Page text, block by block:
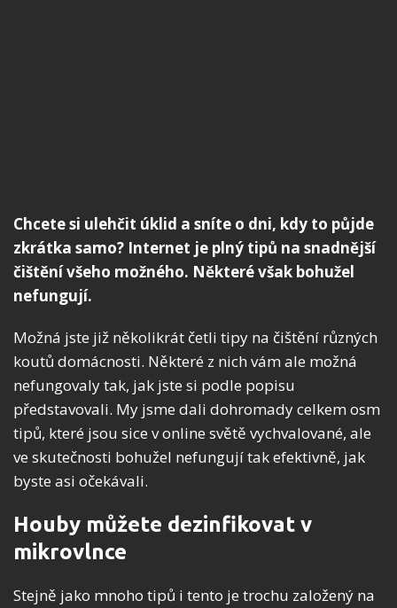
Chcete si ulehčit úklid a sníte o dni, kdy to půjde
zkrátka samo? Internet je plný tipů na snadnější
čištění všeho možného. Některé však bohužel
nefungují.
Možná jste již několikrát četli tipy na čištění různých
koutů domácnosti. Některé z nich vám ale možná
nefungovaly tak, jak jste si podle popisu
představovali. My jsme dali dohromady celkem osm
tipů, které jsou sice v online světě vychvalované, ale
ve skutečnosti bohužel nefungují tak efektivně, jak
byste asi očekávali.
Houby můžete dezinfikovat v
mikrovlnce
Stejně jako mnoho tipů i tento je trochu založený na